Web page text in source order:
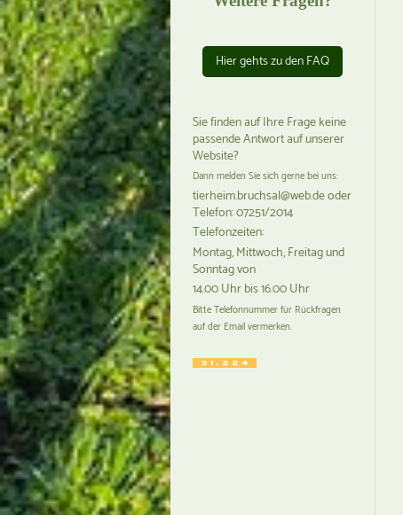
Hier gehts zu den FAQ
Sie finden auf Ihre Frage keine
passende Antwort auf unserer
Website?
Dann melden Sie sich gerne bei uns:
tierheim.bruchsal@web.de oder
Telefon: 07251/2014
Telefonzeiten:
Montag, Mittwoch, Freitag und
Sonntag von
14.00 Uhr bis 16.00 Uhr
Bitte Telefonnummer für Rückfragen
auf der Email vermerken.